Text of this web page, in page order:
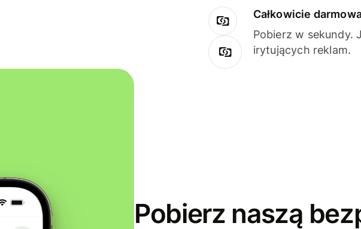
Całkowicie
Pobierz w sekundy.
irytujących reklam.
Pobierz naszą